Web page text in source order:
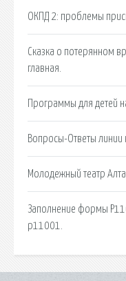
ОКПД 2: проблемы
Сказка о потерянном
главная.
Программы для детей
Вопросы-Ответы линии
Молодежный театр
Заполнение формы
р11001.